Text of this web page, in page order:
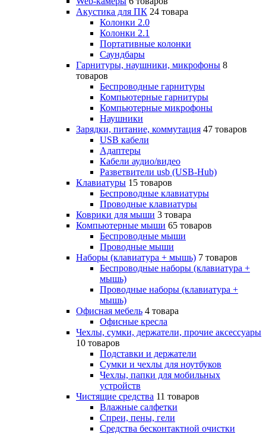
Акустика для ПК 24 товара
Колонки 2.0
Колонки 2.1
Портативные колонки
Саундбары
Гарнитуры, наушники, микрофоны 8
товаров
Беспроводные гарнитуры
Компьютерные гарнитуры
Компьютерные микрофоны
Наушники
Зарядки, питание, коммутация 47 товаров
USB кабели
Адаптеры
Кабели аудио/видео
Разветвители usb (USB-Hub)
Клавиатуры 15 товаров
Беспроводные клавиатуры
Проводные клавиатуры
Коврики для мыши 3 товара
Компьютерные мыши 65 товаров
Беспроводные мыши
Проводные мыши
Наборы (клавиатура + мышь) 7 товаров
Беспроводные наборы (клавиатура +
мышь)
Проводные наборы (клавиатура +
мышь)
Офисная мебель 4 товара
Офисные кресла
Чехлы, сумки, держатели, прочие аксессуары
10 товаров
Подставки и держатели
Сумки и чехлы для ноутбуков
Чехлы, папки для мобильных
устройств
Чистящие средства 11 товаров
Влажные салфетки
Спреи, пены, гели
Средства бесконтактной очистки